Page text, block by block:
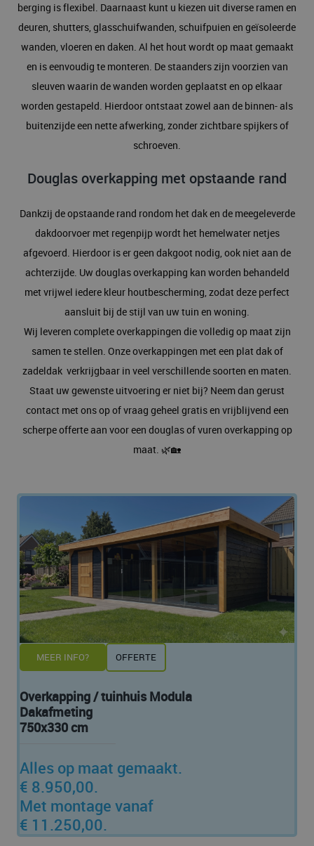
berging is flexibel. Daarnaast kunt u kiezen uit diverse ramen en
deuren, shutters, glasschuifwanden, schuifpuien en geïsoleerde
wanden, vloeren en daken. Al het hout wordt op maat gemaakt
en is eenvoudig te monteren. De staanders zijn voorzien van
sleuven waarin de wanden worden geplaatst en op elkaar
worden gestapeld. Hierdoor ontstaat zowel aan de binnen- als
buitenzijde een nette afwerking, zonder zichtbare spijkers of
schroeven.
Douglas overkapping met opstaande rand
Dankzij de opstaande rand rondom het dak en de meegeleverde
dakdoorvoer met regenpijp wordt het hemelwater netjes
afgevoerd. Hierdoor is er geen dakgoot nodig, ook niet aan de
achterzijde. Uw douglas overkapping kan worden behandeld
met vrijwel iedere kleur houtbescherming, zodat deze perfect
aansluit bij de stijl van uw tuin en woning.
Wij leveren complete overkappingen die volledig op maat zijn
samen te stellen. Onze overkappingen met een plat dak of
zadeldak verkrijgbaar in veel verschillende soorten en maten.
Staat uw gewenste uitvoering er niet bij? Neem dan gerust
contact met ons op of vraag geheel gratis en vrijblijvend een
scherpe offerte aan voor een douglas of vuren overkapping op
maat. 🌿🏡
MEER INFO? OFFERTE
Overkapping / tuinhuis Modula
Dakafmeting
750x330 cm
Alles op maat gemaakt.
€ 8.950,00.
Met montage vanaf
€ 11.250,00.